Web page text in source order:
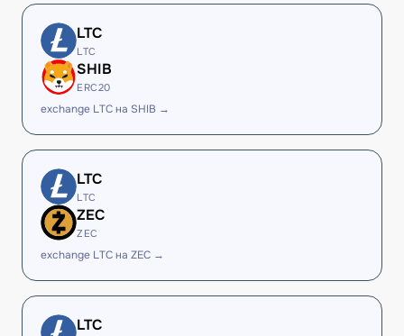
LTC
LTC
SHIB
ERC20
exchange LTC на SHIB →
LTC
LTC
ZEC
ZEC
exchange LTC на ZEC →
LTC